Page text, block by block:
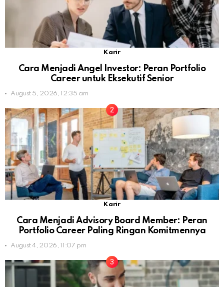
Karir
Cara Menjadi Angel Investor: Peran Portfolio
Career untuk Eksekutif Senior
August 5, 2026, 12:35 am
Karir
Cara Menjadi Advisory Board Member: Peran
Portfolio Career Paling Ringan Komitmennya
August 4, 2026, 11:07 pm